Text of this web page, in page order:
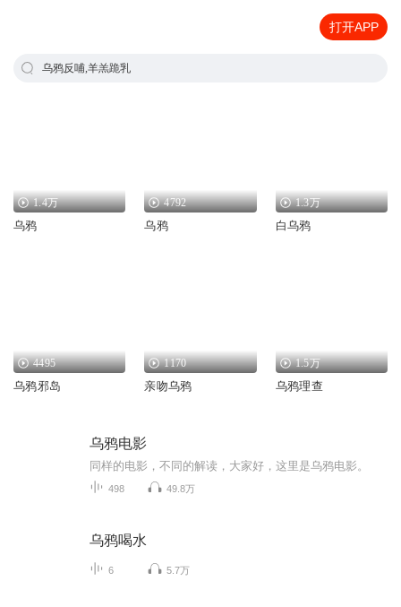
打开APP
乌鸦反哺,羊羔跪乳
1.4万
乌鸦
4792
乌鸦
1.3万
白乌鸦
4495
乌鸦邪岛
1170
亲吻乌鸦
1.5万
乌鸦理查
乌鸦电影
同样的电影，不同的解读，大家好，这里是乌鸦电影。
498 49.8万
乌鸦喝水
6 5.7万